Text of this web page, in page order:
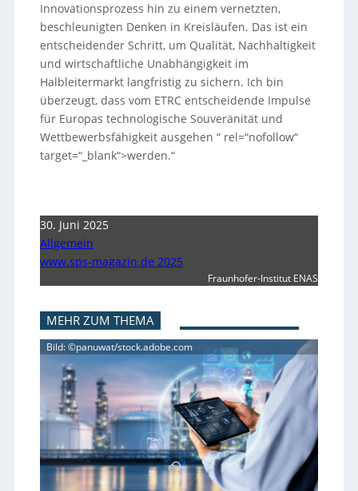
Innovationsprozess hin zu einem vernetzten,
beschleunigten Denken in Kreisläufen. Das ist ein
entscheidender Schritt, um Qualität, Nachhaltigkeit
und wirtschaftliche Unabhängigkeit im
Halbleitermarkt langfristig zu sichern. Ich bin
überzeugt, dass vom ETRC entscheidende Impulse
für Europas technologische Souveränität und
Wettbewerbsfähigkeit ausgehen “ rel=“nofollow“
target=“_blank“>werden.“
30. Juni 2025
Allgemein
www.sps-magazin.de 2025
Fraunhofer-Institut ENAS
MEHR ZUM THEMA
Bild: ©panuwat/stock.adobe.com